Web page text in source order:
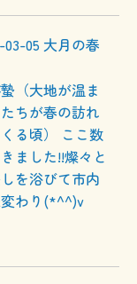
03-05 大月の春
（大地が温ま
ちが春の訪れ
る頃） ここ数
ました!!燦々と
を浴びて市内
わり(*^^)v